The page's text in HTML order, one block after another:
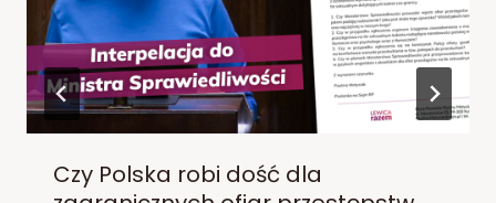
Czy Polska robi dość dla